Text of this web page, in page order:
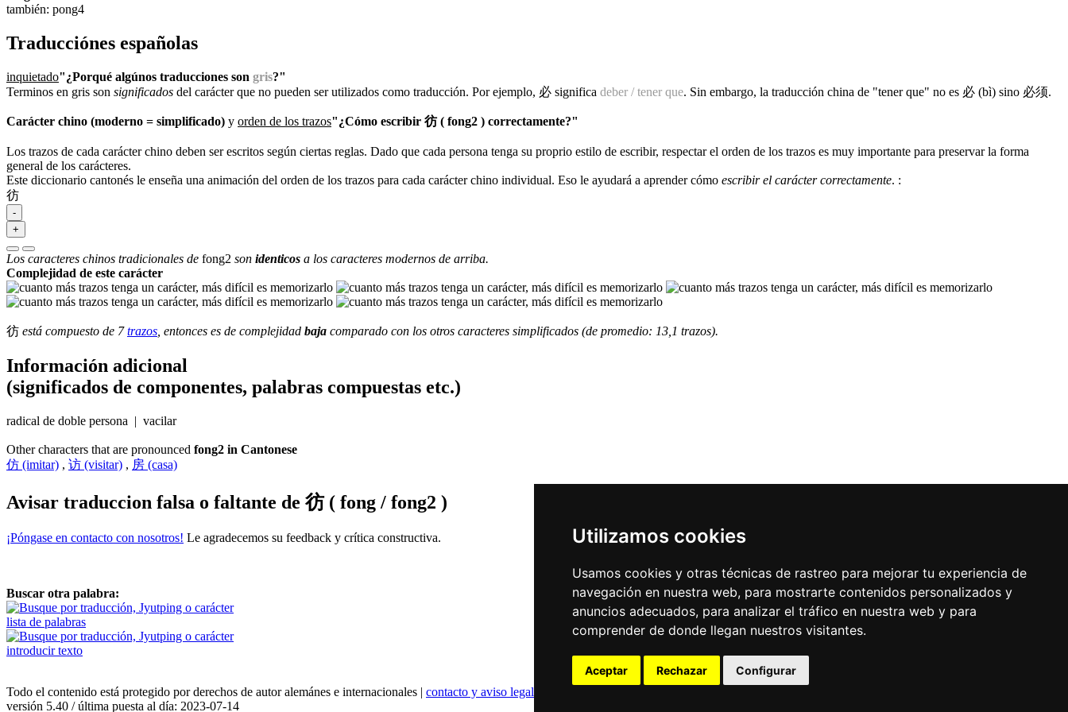
Utilizamos cookies
Usamos cookies y otras técnicas de rastreo para mejorar tu experiencia de
navegación en nuestra web, para mostrarte contenidos personalizados y
anuncios adecuados, para analizar el tráfico en nuestra web y para
comprender de donde llegan nuestros visitantes.
Aceptar Rechazar Configurar
también: pong4
Traducciónes españolas
inquietado"¿Porqué algúnos traducciones son gris?"
Terminos en gris son significados del carácter que no pueden ser utilizados como traducción. Por ejemplo, 必 significa deber / tener que. Sin embargo, la traducción china de "tener que" no es 必 (bì) sino 必须.
Carácter chino (moderno = simplificado) y orden de los trazos"¿Cómo escribir 彷 ( fong2 ) correctamente?"
Los trazos de cada carácter chino deben ser escritos según ciertas reglas. Dado que cada persona tenga su proprio estilo de escribir, respectar el orden de los trazos es muy importante para preservar la forma
general de los carácteres.
Este diccionario cantonés le enseña una animación del orden de los trazos para cada carácter chino individual. Eso le ayudará a aprender cómo escribir el carácter correctamente. :
彷
-
+
Los caracteres chinos tradicionales de fong2 son identicos a los caracteres modernos de arriba.
Complejidad de este carácter
彷 está compuesto de 7trazos , entonces es de complejidad baja comparado con los otros caracteres simplificados (de promedio: 13,1 trazos).
Información adicional
(significados de componentes, palabras compuestas etc.)
radical de doble persona | vacilar
Other characters that are pronounced fong2 in Cantonese
仿 (imitar) , 访 (visitar) , 房 (casa)
Avisar traduccion falsa o faltante de 彷 ( fong / fong2 )
¡Póngase en contacto con nosotros! Le agradecemos su feedback y crítica constructiva.
Buscar otra palabra:
lista de palabras
introducir texto
Todo el contenido está protegido por derechos de autor alemánes e internacionales | contacto y aviso legal
versión 5.40 / última puesta al día: 2023-07-14